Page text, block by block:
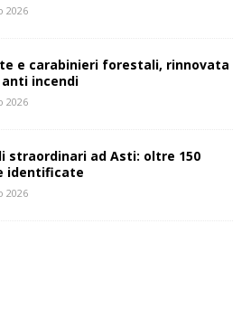
2026
e carabinieri forestali, rinnovata
anti incendi
2026
straordinari ad Asti: oltre 150
identificate
2026